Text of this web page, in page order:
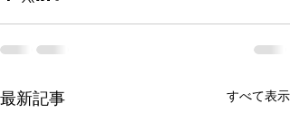
最新記事 すべて表示